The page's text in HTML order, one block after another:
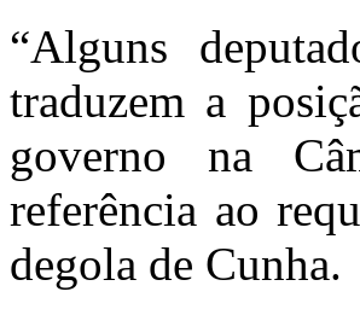
“Alguns
traduzem a
governo na
referência ao
degola de Cunha.